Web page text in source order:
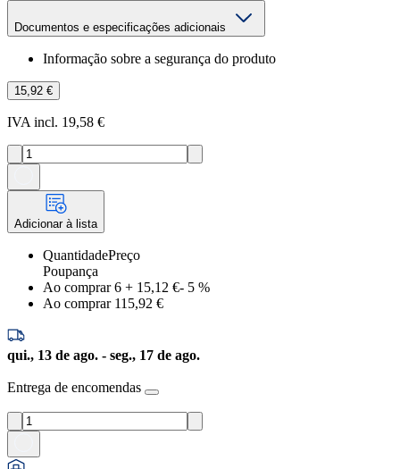
Documentos e especificações adicionais
Informação sobre a segurança do produto
15,92 €
IVA incl. 19,58 €
Adicionar à lista
QuantidadePreço
Poupança
Ao comprar 6 + 15,12 €- 5 %
Ao comprar 115,92 €
qui., 13 de ago. - seg., 17 de ago.
Entrega de encomendas